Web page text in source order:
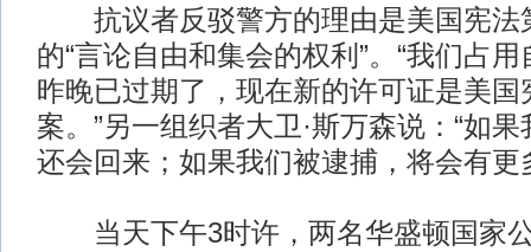
抗议者反驳警方的理由是美国宪法
的“言论自由和集会的权利”。“我们占
昨晚已过期了，现在新的许可证是美国
案。”另一组织者大卫·斯万森说：“如
还会回来；如果我们被逮捕，将会有更
当天下午3时许，两名华盛顿国家